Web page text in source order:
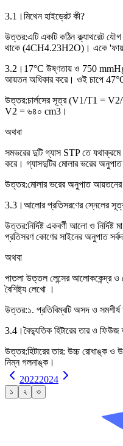
3.1। মিথেন হাইড্রেট কী?
উত্তর:এটি একটি কঠিন ক্ল্যাথরেট
থাকে (4CH4.23H2O)। একে
3.2। 17°C উষ্ণতায় ও 750 mmHg
আয়তন অধিকার করে। ওই চাপে
উত্তর:চার্লসের সূত্র (V1/T1 =
V2 = ৬৪০ cm3।
অথবা
সমভরের দুটি গ্যাস STP তে
করে। গ্যাসদুটির মোলার ভরের
উত্তর:মোলার ভরের অনুপাত
3.3। আলোর প্রতিসরণের স্নেলের
উত্তর:নির্দিষ্ট একবর্ণী আলো ও
প্রতিসরণ কোণের সাইনের অনুপাত
অথবা
পাতলা উত্তল লেন্সের আলোককেন্দ্র ও
বৈশিষ্ট্য লেখো ।
উত্তর:১. প্রতিবিম্বটি অসদ ও সমশীর্ষ
3.4।বৈদ্যুতিক হিটারের তার ও ফিউজ
উত্তর:হিটারের তার: উচ্চ রোধাঙ্ক
নিম্ন গলনাঙ্ক।
20222024
১ ২ ৩